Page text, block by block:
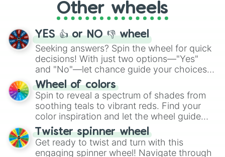
adventure from the exciting array of
activities.
Other wheels
YES 👍 or NO 👎 wheel
Seeking answers? Spin the wheel for quick
decisions! With just two options—"Yes"
and "No"—let chance guide your choices.
The "YES 👍 or NO 👎 Wheel" simplifies
decision-making, making it a fun and easy
way to find your answer.
Wheel of colors
Spin to reveal a spectrum of shades from
soothing teals to vibrant reds. Find your
color inspiration and let the wheel guide
your artistic choices.
Twister spinner wheel
Get ready to twist and turn with this
engaging spinner wheel! Navigate through